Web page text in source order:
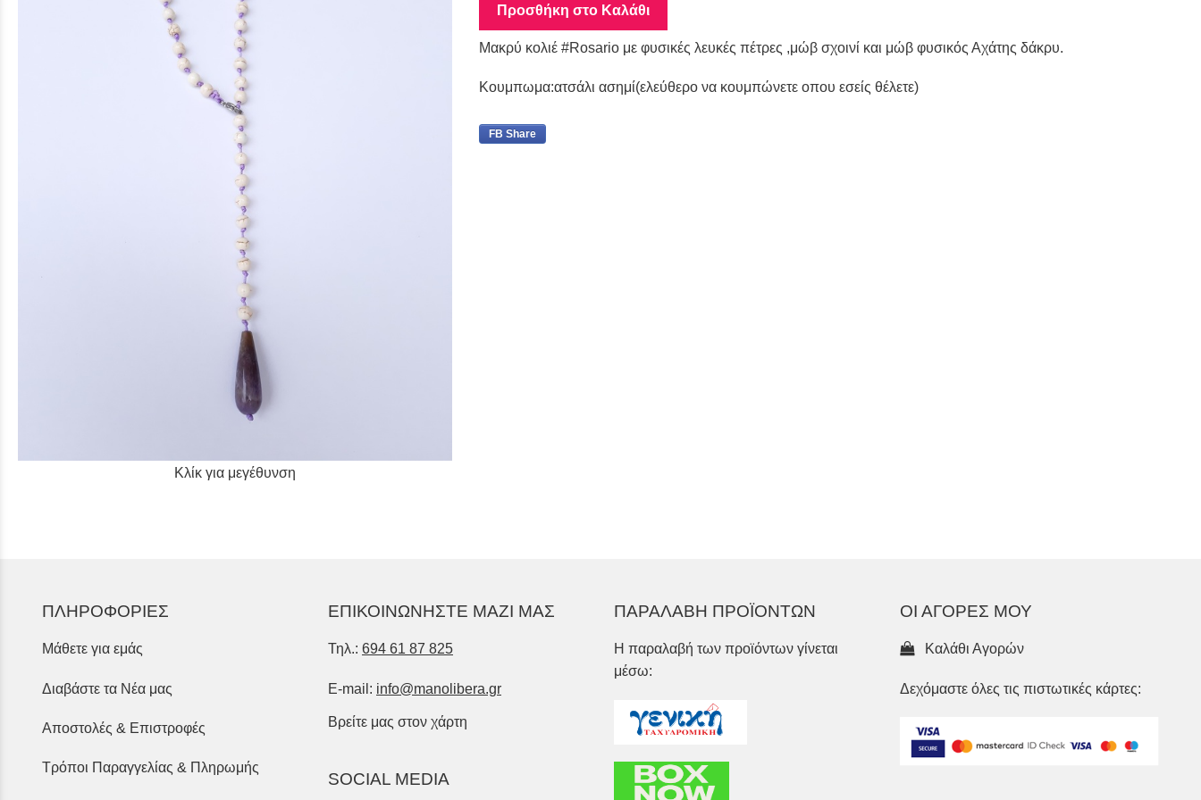
Κλίκ για μεγέθυνση
Προσθήκη στο Καλάθι
Mακρύ κολιέ #Rosario με φυσικές λευκές πέτρες ,μώβ σχοινί και μώβ φυσικός Αχάτης δάκρυ.
Κουμπωμα:ατσάλι ασημί(ελεύθερο να κουμπώνετε οπου εσείς θέλετε)
FB Share
ΠΛΗΡΟΦΟΡΙΕΣ
Μάθετε για εμάς
Διαβάστε τα Νέα μας
Αποστολές & Επιστροφές
Τρόποι Παραγγελίας & Πληρωμής
ΕΠΙΚΟΙΝΩΝΗΣΤΕ ΜΑΖΙ ΜΑΣ
Τηλ.: 694 61 87 825
E-mail: info@manolibera.gr
Βρείτε μας στον χάρτη
SOCIAL MEDIA
ΠΑΡΑΛΑΒΗ ΠΡΟΪΟΝΤΩΝ
Η παραλαβή των προϊόντων γίνεται
μέσω:
ΟΙ ΑΓΟΡΕΣ ΜΟΥ
Καλάθι Αγορών
Δεχόμαστε όλες τις πιστωτικές κάρτες: